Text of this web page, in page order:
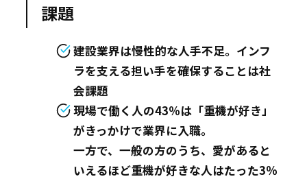
課題
建設業界は慢性的な人手不足。インフ
ラを支える担い手を確保することは社
会課題
現場で働く人の43％は「重機が好き」
がきっかけで業界に入職。
一方で、一般の方のうち、愛があると
いえるほど重機が好きな人はたった3％